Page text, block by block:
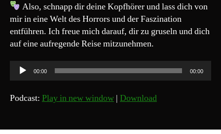
Also, schnapp dir deine Kopfhörer und lass dich von
mir in eine Welt des Horrors und der Faszination
entführen. Ich freue mich darauf, dir zu gruseln und dich
auf eine aufregende Reise mitzunehmen.
u
d
00:00 00:00
Podcast: Play in new window | Download